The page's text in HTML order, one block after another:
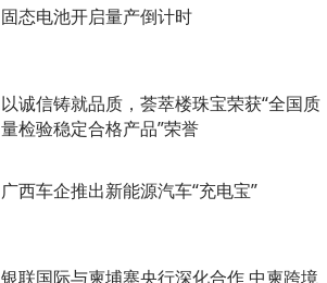
固态电池开启量产倒计时
以诚信铸就品质，荟萃楼珠宝荣获“全国质
量检验稳定合格产品”荣誉
广西车企推出新能源汽车“充电宝”
银联国际与柬埔寨央行深化合作 中柬跨境